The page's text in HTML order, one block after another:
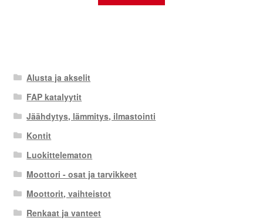
Alusta ja akselit
FAP katalyytit
Jäähdytys, lämmitys, ilmastointi
Kontit
Luokittelematon
Moottori - osat ja tarvikkeet
Moottorit, vaihteistot
Renkaat ja vanteet